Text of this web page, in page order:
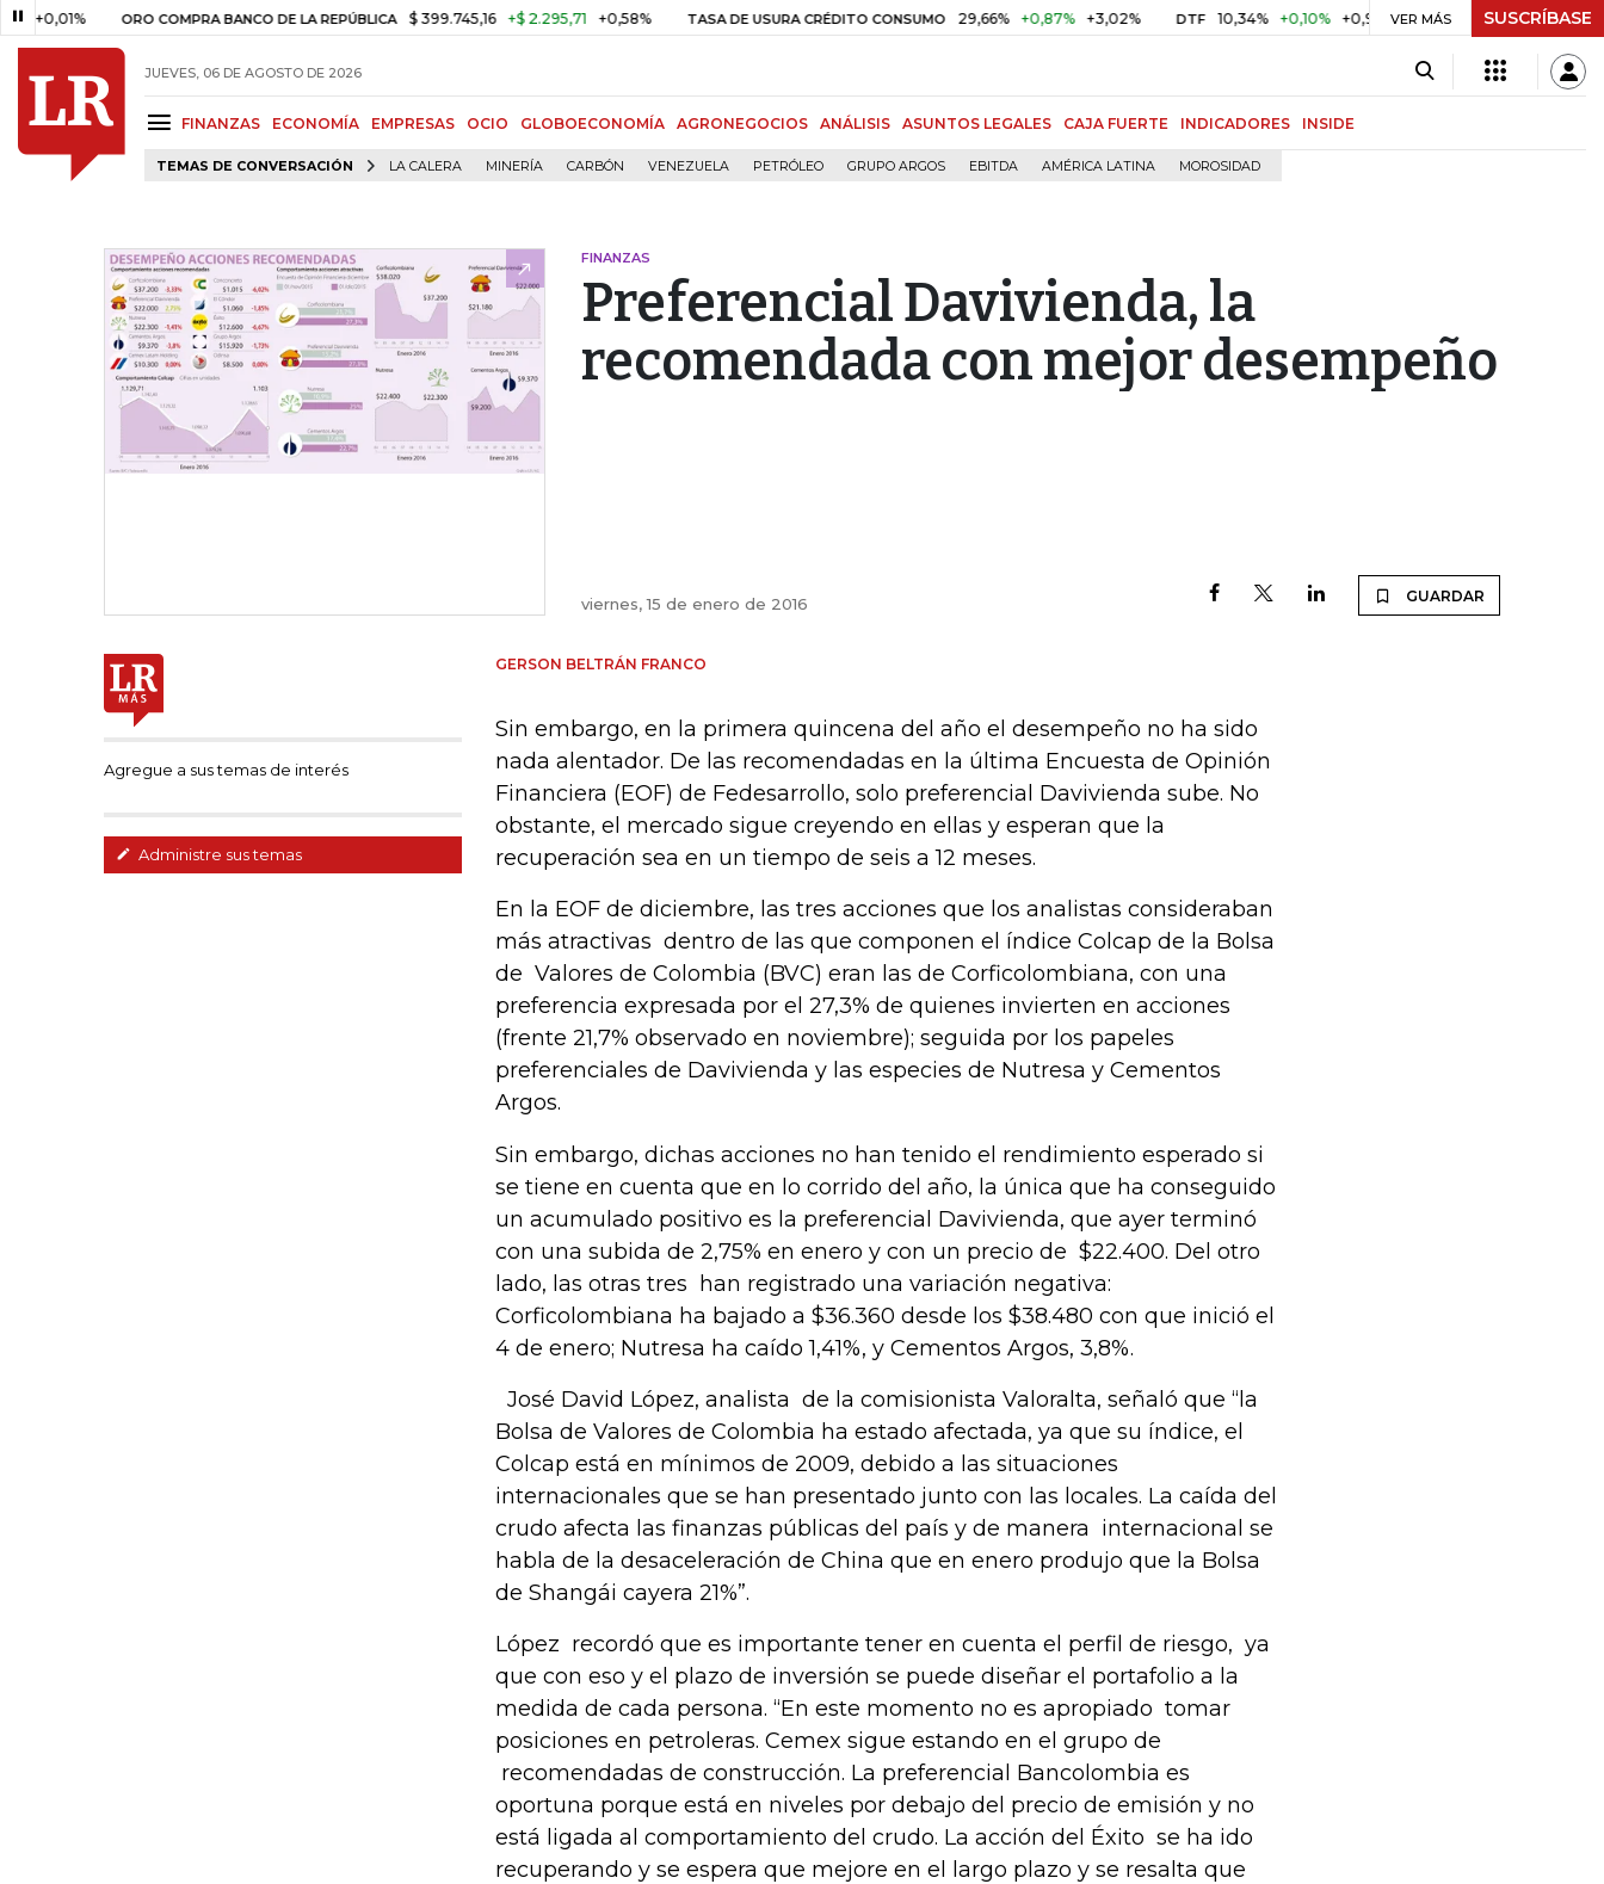
ORO COMPRA BANCO DE LA REPÚBLICA $ 399.745,16 +$ 2.295,71 +0,58% TASA DE USURA CRÉDITO CONSUMO 29,66% +0,87% +3,02% DTF 10,34% +0,10% +0,98% UVR $ 416,86 +$ 0,05 +0,01%
VER MÁS SUSCRÍBASE
JUEVES, 06 DE AGOSTO DE 2026
FINANZAS ECONOMÍA EMPRESAS OCIO GLOBOECONOMÍA AGRONEGOCIOS ANÁLISIS ASUNTOS LEGALES CAJA FUERTE INDICADORES INSIDE
TEMAS DE CONVERSACIÓN LA CALERA MINERÍA CARBÓN VENEZUELA PETRÓLEO GRUPO ARGOS EBITDA AMÉRICA LATINA MOROSIDAD
FINANZAS
Preferencial Davivienda, la
recomendada con mejor desempeño
viernes, 15 de enero de 2016 GUARDAR
Agregue a sus temas de interés
Administre sus temas
GERSON BELTRÁN FRANCO
Sin embargo, en la primera quincena del año el desempeño no ha sido
nada alentador. De las recomendadas en la última Encuesta de Opinión
Financiera (EOF) de Fedesarrollo, solo preferencial Davivienda sube. No
obstante, el mercado sigue creyendo en ellas y esperan que la
recuperación sea en un tiempo de seis a 12 meses.
En la EOF de diciembre, las tres acciones que los analistas consideraban
más atractivas dentro de las que componen el índice Colcap de la Bolsa
de Valores de Colombia (BVC) eran las de Corficolombiana, con una
preferencia expresada por el 27,3% de quienes invierten en acciones
(frente 21,7% observado en noviembre); seguida por los papeles
preferenciales de Davivienda y las especies de Nutresa y Cementos
Argos.
Sin embargo, dichas acciones no han tenido el rendimiento esperado si
se tiene en cuenta que en lo corrido del año, la única que ha conseguido
un acumulado positivo es la preferencial Davivienda, que ayer terminó
con una subida de 2,75% en enero y con un precio de $22.400. Del otro
lado, las otras tres han registrado una variación negativa:
Corficolombiana ha bajado a $36.360 desde los $38.480 con que inició el
4 de enero; Nutresa ha caído 1,41%, y Cementos Argos, 3,8%.
José David López, analista de la comisionista Valoralta, señaló que “la
Bolsa de Valores de Colombia ha estado afectada, ya que su índice, el
Colcap está en mínimos de 2009, debido a las situaciones
internacionales que se han presentado junto con las locales. La caída del
crudo afecta las finanzas públicas del país y de manera internacional se
habla de la desaceleración de China que en enero produjo que la Bolsa
de Shangái cayera 21%”.
López recordó que es importante tener en cuenta el perfil de riesgo, ya
que con eso y el plazo de inversión se puede diseñar el portafolio a la
medida de cada persona. “En este momento no es apropiado tomar
posiciones en petroleras. Cemex sigue estando en el grupo de
recomendadas de construcción. La preferencial Bancolombia es
oportuna porque está en niveles por debajo del precio de emisión y no
está ligada al comportamiento del crudo. La acción del Éxito se ha ido
recuperando y se espera que mejore en el largo plazo y se resalta que